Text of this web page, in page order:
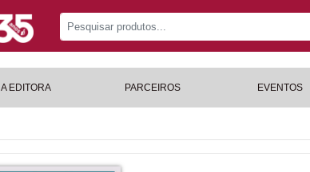
A EDITORA PARCEIROS EVENTOS